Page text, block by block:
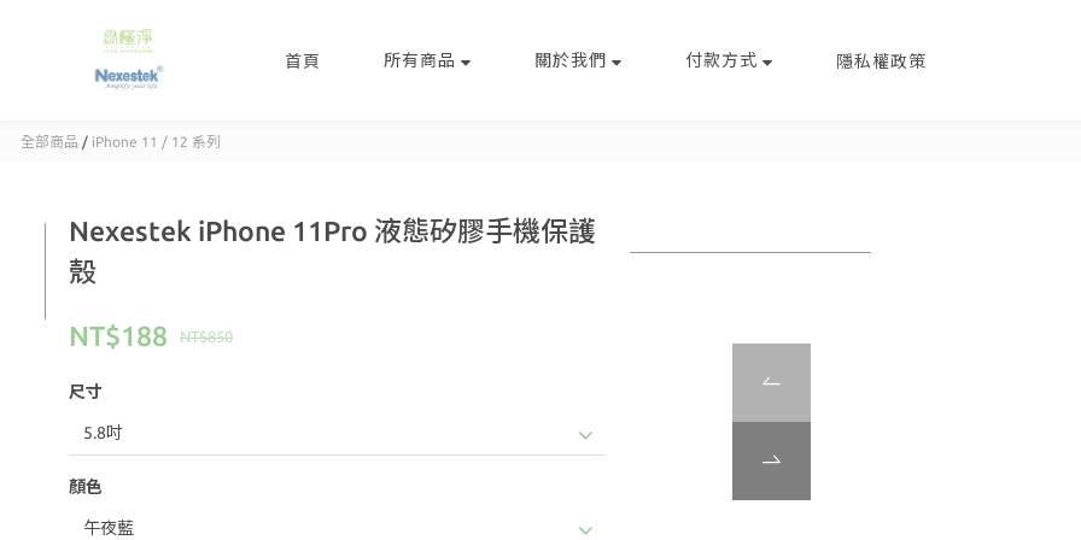
首頁 所有商品 關於我們 付款方式 隱私權政策
全部商品 / iPhone 11 / 12 系列
Nexestek iPhone 11Pro 液態矽膠手機保護
殼
NT$850
NT$188
尺寸
顏色